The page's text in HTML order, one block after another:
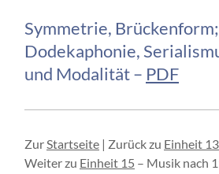
Symmetrie, Brückenform;
Dodekaphonie,
und Modalität – PDF
ZurStartseite | Zurück zu Einheit 13
Weiter zu Einheit 15 – Musik nach